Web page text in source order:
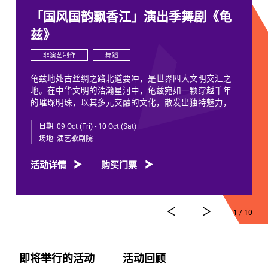
「国风国韵飘香江」演出季舞剧《龟
兹》
非演艺制作 舞蹈
龟兹地处古丝绸之路北道要冲，是世界四大文明交汇之
地。在中华文明的浩瀚星河中，龟兹宛如一颗穿越千年
的璀璨明珠，以其多元交融的文化，散发出独特魅力，
龟兹文化流淌着古往今来各族人民的印迹和血脉，从石
我、我中有你”，成为新疆历史文化的鲜活注脚，更是中
艺术的交融流变搬上舞台。
运，服装设计阳东霖，视觉总监王涵，编导李宏钧、魏
日期: 09 Oct (Fri) - 10 Oct (Sat)
场地: 演艺歌剧院
活动详情 购买门票
1 / 10
即将举行的活动 活动回顾